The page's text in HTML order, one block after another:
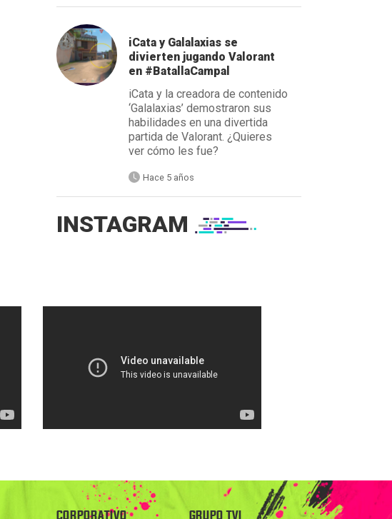
iCata y Galalaxias se
divierten jugando Valorant
en #BatallaCampal
iCata y la creadora de contenido
‘Galalaxias’ demostraron sus
habilidades en una divertida
partida de Valorant. ¿Quieres
ver cómo les fue?
Hace 5 años
INSTAGRAM